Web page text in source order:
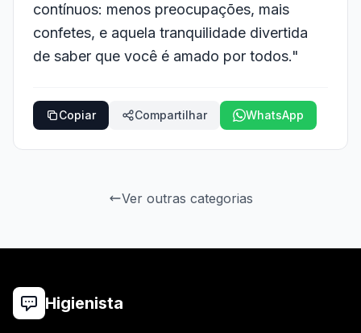
contínuos: menos preocupações, mais
confetes, e aquela tranquilidade divertida
de saber que você é amado por todos."
Copiar Compartilhar WhatsApp
Ver outras categorias
Higienista